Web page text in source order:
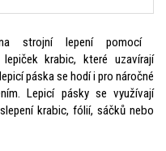
strojní lepení pomocí
krabic, které uzavírají
páska se hodí i pro náročné
Lepicí pásky se využívají
krabic, fólií, sáčků nebo